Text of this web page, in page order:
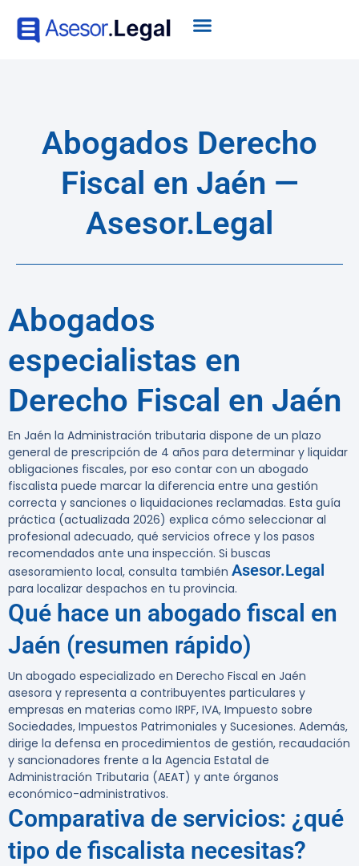
Abogados Derecho
Fiscal en Jaén —
Asesor.Legal
Abogados
especialistas en
Derecho Fiscal en Jaén
En Jaén la Administración tributaria dispone de un plazo
general de prescripción de 4 años para determinar y liquidar
obligaciones fiscales, por eso contar con un abogado
fiscalista puede marcar la diferencia entre una gestión
correcta y sanciones o liquidaciones reclamadas. Esta guía
práctica (actualizada 2026) explica cómo seleccionar al
profesional adecuado, qué servicios ofrece y los pasos
recomendados ante una inspección. Si buscas
asesoramiento local, consulta también Asesor.Legal
para localizar despachos en tu provincia.
Qué hace un abogado fiscal en
Jaén (resumen rápido)
Un abogado especializado en Derecho Fiscal en Jaén
asesora y representa a contribuyentes particulares y
empresas en materias como IRPF, IVA, Impuesto sobre
Sociedades, Impuestos Patrimoniales y Sucesiones. Además,
dirige la defensa en procedimientos de gestión, recaudación
y sancionadores frente a la Agencia Estatal de
Administración Tributaria (AEAT) y ante órganos
económico-administrativos.
Comparativa de servicios: ¿qué
tipo de fiscalista necesitas?